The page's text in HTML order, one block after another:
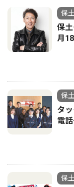
保
保
月
保
タ
電
保